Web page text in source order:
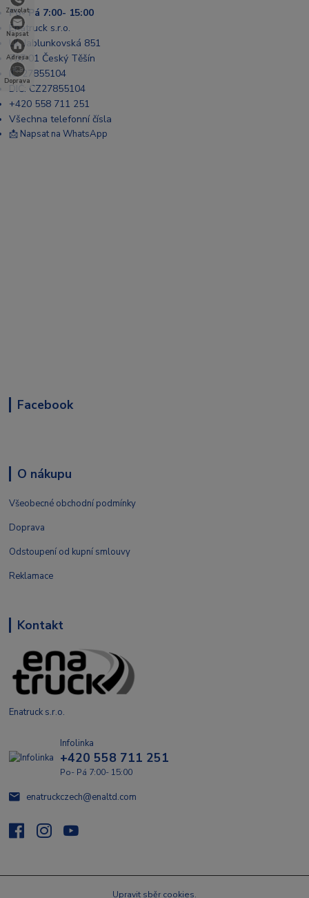
Zavolat
Napsat
Adresa
Doprava
Po- Pá 7:00- 15:00
Enatruck s.r.o.
Ul. Jablunkovská 851
737 01 Český Těšín
IČ: 27855104
DIČ: CZ27855104
+420 558 711 251
Všechna telefonní čísla
📩 Napsat na WhatsApp
Facebook
O nákupu
Všeobecné obchodní podmínky
Doprava
Odstoupení od kupní smlouvy
Reklamace
Kontakt
Enatruck s.r.o.
Infolinka
+420 558 711 251
Po- Pá 7:00- 15:00
enatruckczech@enaltd.com
Upravit sběr cookies.